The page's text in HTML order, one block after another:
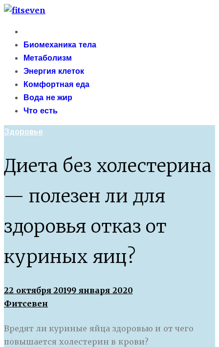
Skip
content
сайт о метаболизме и энергетической адаптации
организма после 40 лет
Primary
MenuБиомеханика тела
Метаболизм
Энергия клеток
Комфортная еда
Вода не жир
Что есть
Здоровье
Диета без холестерина
— полезен ли для
здоровья отказ от
куриных яиц?
22 октября 20199 января 2020
Фитсевен
Вредят ли куриные яйца здоровью и от чего
повышается холестерин в крови?